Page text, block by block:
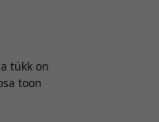
tükk on
toon